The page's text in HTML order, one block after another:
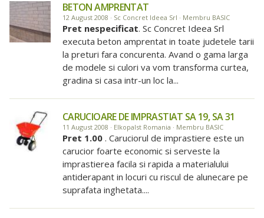
BETON AMPRENTAT
12 August 2008 · Sc Concret Ideea Srl · Membru BASIC
Pret nespecificat. Sc Concret Ideea Srl
executa beton amprentat in toate judetele tarii
la preturi fara concurenta. Avand o gama larga
de modele si culori va vom transforma curtea,
gradina si casa intr-un loc la...
CARUCIOARE DE IMPRASTIAT SA 19, SA 31
11 August 2008 · Elkopalst Romania · Membru BASIC
Pret 1.00 . Caruciorul de imprastiere este un
carucior foarte economic si serveste la
imprastierea facila si rapida a materialului
antiderapant in locuri cu riscul de alunecare pe
suprafata inghetata....